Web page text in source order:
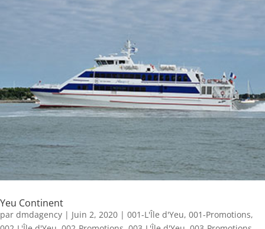
Yeu Continent
par dmdagency | Juin 2, 2020 | 001-L'Île d'Yeu, 001-Promotions,